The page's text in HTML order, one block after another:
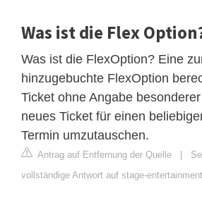
Was ist die Flex
Was ist die FlexOption? Eine
hinzugebuchte FlexOption
Ticket ohne Angabe
neues Ticket für einen
Termin umzutauschen.
Antrag auf Entfernung der Quelle |
vollständige Antwort auf stage-